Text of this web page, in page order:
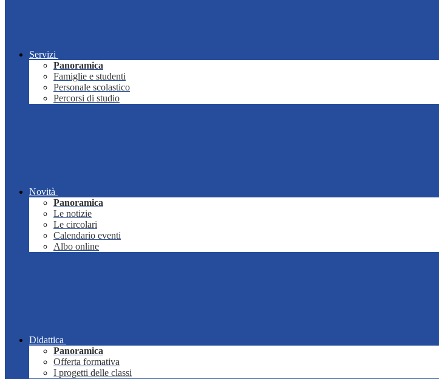
Servizi
Panoramica
Famiglie e studenti
Personale scolastico
Percorsi di studio
Novità
Panoramica
Le notizie
Le circolari
Calendario eventi
Albo online
Didattica
Panoramica
Offerta formativa
I progetti delle classi